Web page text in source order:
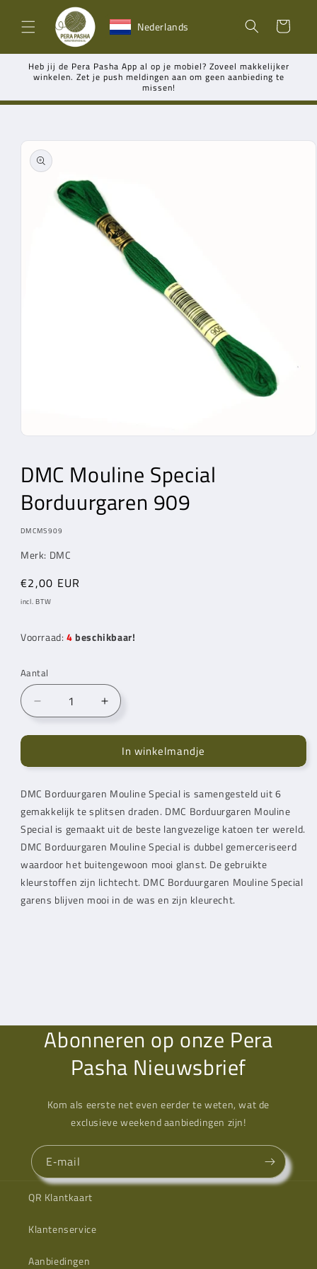
naar de
content Nederlands Winkelwagen
Heb jij de Pera Pasha App al op je mobiel? Zoveel makkelijker
winkelen. Zet je push meldingen aan om geen aanbieding te
missen!
direct naar
in
modaal
DMC Mouline Special
Borduurgaren 909
MODEL:
DMCMS909
Merk: DMC
Normale
prijs
€2,00 EUR
incl. BTW
Voorraad: 4 beschikbaar!
Aantal
Aantal
verlagen
voor
Mouline
Borduurgaren
909
Aantal
verhogen
voor
DMC
Mouline
Borduurgaren
909
In winkelmandje
DMC Borduurgaren Mouline Special is samengesteld uit 6
gemakkelijk te splitsen draden. DMC Borduurgaren Mouline
Special is gemaakt uit de beste langvezelige katoen ter wereld.
DMC Borduurgaren Mouline Special is dubbel gemerceriseerd
waardoor het buitengewoon mooi glanst. De gebruikte
kleurstoffen zijn lichtecht. DMC Borduurgaren Mouline Special
garens blijven mooi in de was en zijn kleurecht.
Abonneren op onze Pera
Pasha Nieuwsbrief
Kom als eerste net even eerder te weten, wat de
exclusieve weekend aanbiedingen zijn!
E‑mail
QR Klantkaart
Klantenservice
Aanbiedingen